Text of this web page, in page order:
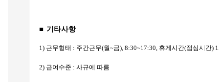
■ 기타사항
1) 근무형태 : 주간근무(월~금), 8:30~17:30, 휴게시간(점심시간)
2) 급여수준 : 사규에 따름